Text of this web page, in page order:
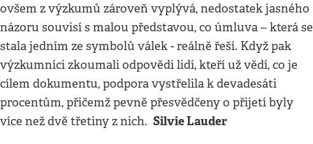
ovšem z výzkumů zároveň vyplývá, nedostatek jasného
názoru souvisí s malou představou, co úmluva – která se
stala jedním ze symbolů válek - reálně řeší. Když pak
výzkumníci zkoumali odpovědi lidí, kteří už vědí, co je
cílem dokumentu, podpora vystřelila k devadesáti
procentům, přičemž pevně přesvědčeny o přijetí byly
více než dvě třetiny z nich. Silvie Lauder